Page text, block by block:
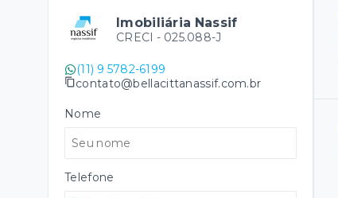
Imobiliária Nassif
CRECI - 025.088-J
(11) 9 5782-6199
contato@bellacittanassif.com.br
Nome
Telefone